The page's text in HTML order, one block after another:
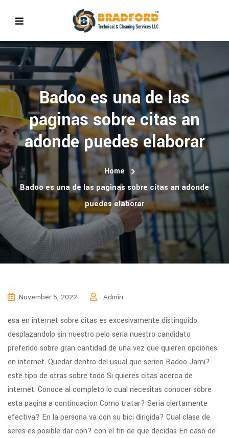
Badoo es una de las
paginas sobre citas an
adonde puedes elaborar
Home
Badoo es una de las paginas sobre citas an adonde
puedes elaborar
November 5, 2022 Admin
esa en internet sobre citas es excesivamente distinguido
desplazandolo sin nuestro pelo seri­a nuestro candidato
preferido sobre gran cantidad de una vez que quieren opciones
en internet. Quedar dentro del usual que seri­en Badoo Jami?
este tipo de otras sobre todo Si quieres citas acerca de
internet. Conoce al completo lo cual necesitas conocer sobre
esta pagina a continuacion Como tratar? Seri­a ciertamente
efectiva? En la persona va con su bici dirigida? Cual clase de
seres es posible dar con? con el fin de que decidas En caso de